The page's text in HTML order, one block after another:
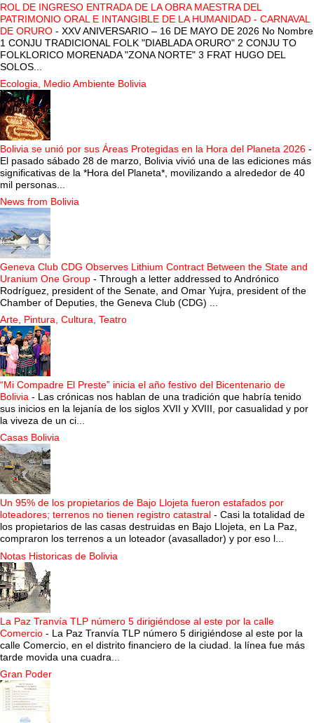
ROL DE INGRESO ENTRADA DE LA OBRA MAESTRA DEL
PATRIMONIO ORAL E INTANGIBLE DE LA HUMANIDAD - CARNAVAL
DE ORURO - XXV ANIVERSARIO – 16 DE MAYO DE 2026 No Nombre
1 CONJU TRADICIONAL FOLK "DIABLADA ORURO" 2 CONJU TO
FOLKLORICO MORENADA "ZONA NORTE" 3 FRAT HUGO DEL
SOLOS...
Ecologia, Medio Ambiente Bolivia
Bolivia se unió por sus Áreas Protegidas en la Hora del Planeta 2026 -
El pasado sábado 28 de marzo, Bolivia vivió una de las ediciones más
significativas de la *Hora del Planeta*, movilizando a alrededor de 40
mil personas...
News from Bolivia
Geneva Club CDG Observes Lithium Contract Between the State and
Uranium One Group - Through a letter addressed to Andrónico
Rodríguez, president of the Senate, and Omar Yujra, president of the
Chamber of Deputies, the Geneva Club (CDG) ...
Arte, Pintura, Cultura, Teatro
“Mi Compadre El Preste” inicia el año festivo del Bicentenario de
Bolivia - Las crónicas nos hablan de una tradición que habría tenido
sus inicios en la lejanía de los siglos XVII y XVIII, por casualidad y por
la viveza de un ci...
Casas Bolivia
Un 95% de los propietarios de Bajo Llojeta fueron estafados por
loteadores; terrenos no tienen registro catastral - Casi la totalidad de
los propietarios de las casas destruidas en Bajo Llojeta, en La Paz,
compraron los terrenos a un loteador (avasallador) y por eso l...
Notas Historicas de Bolivia
La Paz Tranvía TLP número 5 dirigiéndose al este por la calle
Comercio - La Paz Tranvía TLP número 5 dirigiéndose al este por la
calle Comercio, en el distrito financiero de la ciudad. la línea fue más
tarde movida una cuadra...
Gran Poder